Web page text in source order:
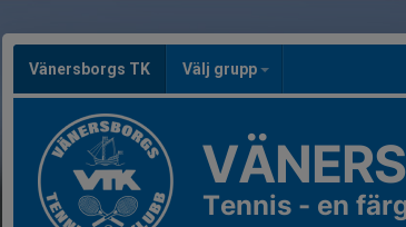
Vänersborgs TK Välj grupp
Tennis - en